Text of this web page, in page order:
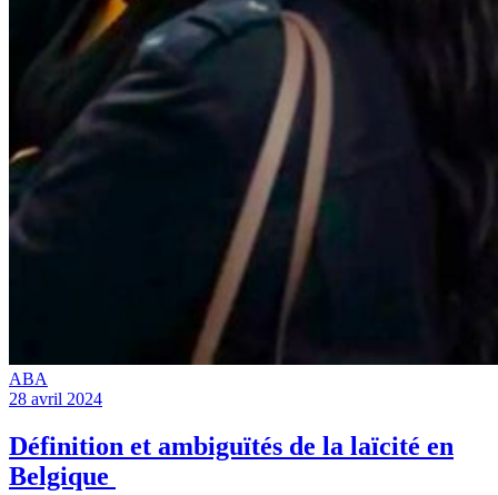
ABA
28 avril 2024
Définition et ambiguïtés de la laïcité en
Belgique